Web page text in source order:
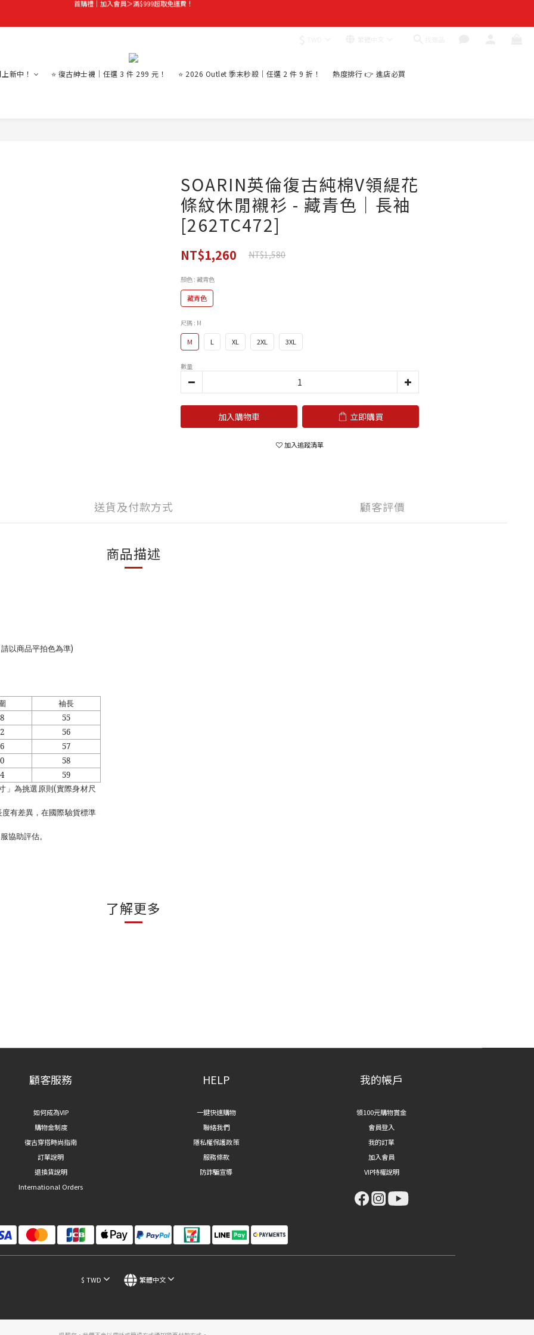
首購禮｜加入會員＞滿$999超取免運費！
新中！ ⭐ 復古紳士襪｜任選 3 件 299 元！ ⭐ 2026 Outlet 季末秒殺｜任選 2 件 9 折！ 熱度排行 👉 進店必買
SOARIN英倫復古純棉V領緹花
條紋休閒襯衫 - 藏青色｜長袖
[262TC472]
NT$1,260 NT$1,580
顏色 : 藏青色
藏青色
尺碼 : M
M L XL 2XL 3XL
數量
加入購物車 立即購買
加入追蹤清單
送貨及付款方式 顧客評價
商品描述
以商品平拍色為準)
袖長
55
56
57
58
59
」為挑選原則(實際身材尺
有差異，在國際驗貨標準
協助評估。
了解更多
顧客服務
如何成為VIP
購物金制度
復古穿搭時尚指南
訂單說明
退換貨說明
International Orders
HELP
一鍵快速購物
聯絡我們
隱私權保護政策
服務條款
防詐騙宣導
我的帳戶
領100元購物賞金
會員登入
我的訂單
加入會員
VIP特權說明
$ TWD 繁體中文